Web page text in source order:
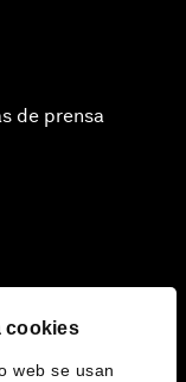
cookies
web se usan
de prensa